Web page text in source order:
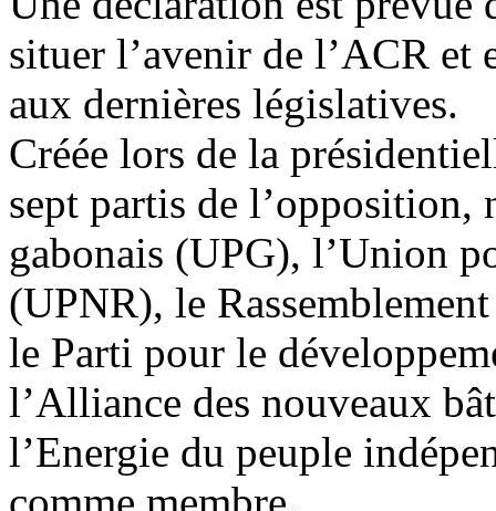
situer l’avenir de l’ACR et
aux dernières législatives.
Créée lors de la
sept partis de l’opposition,
gabonais (UPG), l’Union
(UPNR), le
le Parti pour le
l’Alliance des nouveaux
l’Energie du peuple
comme membre.